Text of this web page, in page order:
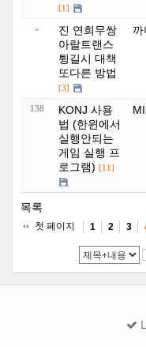
[1]
»
진 연희무쌍
아랄트랜스
튕길시 대책
또다른 방법
[3]
까
138
KONJ 사용
법 (한윈에서
실행안되는
게임 실행 프
로그램) [11]
목록
첫 페이지 1 2 3